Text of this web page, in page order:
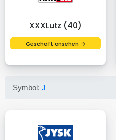
XXXLutz (40)
Geschäft ansehen →
Symbol:J